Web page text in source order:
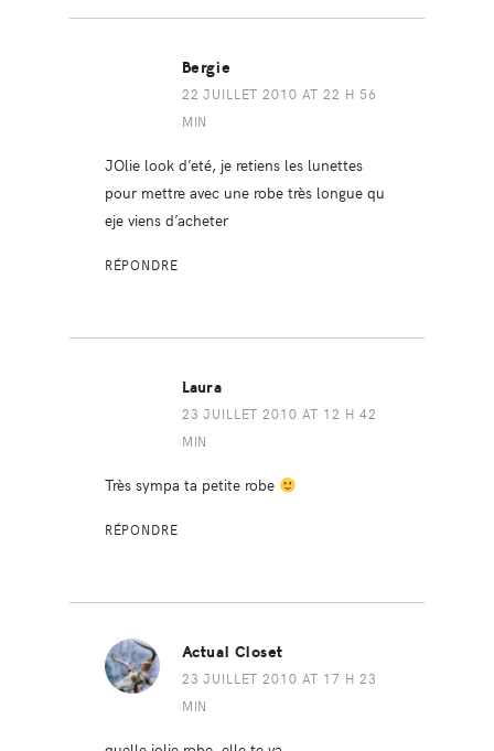
Bergie
22 JUILLET 2010 AT 22 H 56
MIN
JOlie look d’eté, je retiens les lunettes
pour mettre avec une robe très longue qu
eje viens d’acheter
RÉPONDRE
Laura
23 JUILLET 2010 AT 12 H 42
MIN
Très sympa ta petite robe
RÉPONDRE
Actual Closet
23 JUILLET 2010 AT 17 H 23
MIN